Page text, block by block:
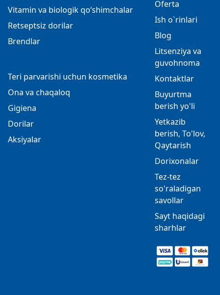
Vitamin va biologik qo‘shimchalar
Retseptsiz dorilar
Brendlar
Teri parvarishi uchun kosmetika
Ona va chaqaloq
Gigiena
Dorilar
Aksiyalar
Oferta
Ish o`rinlari
Blog
Litsenziya va
guvohnoma
Kontaktlar
Buyurtma
berish yo'li
Yetkazib
berish, To'lov,
Qaytarish
Dorixonalar
Tez-tez
so'raladigan
savollar
Sayt haqidagi
sharhlar